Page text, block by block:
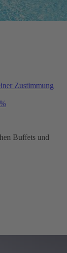
Zustimmung
Buffets und